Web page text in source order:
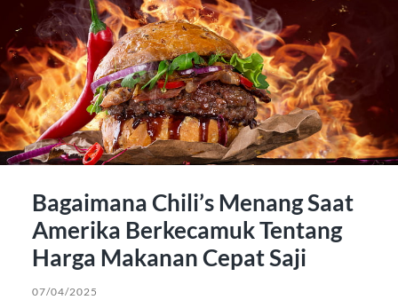
Bagaimana Chili’s Menang Saat
Amerika Berkecamuk Tentang
Harga Makanan Cepat Saji
07/04/2025